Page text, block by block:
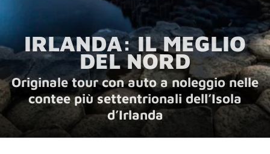
IRLANDA: IL MEGLIO
DEL NORD
Originale tour con auto a noleggio nelle
contee più settentrionali dell’Isola
d’Irlanda